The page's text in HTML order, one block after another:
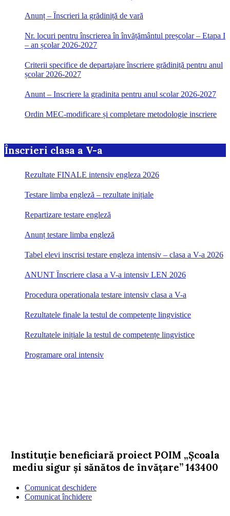
Anunț – Înscrieri la grădiniță de vară
Nr. locuri pentru înscrierea în învățământul preșcolar – Etapa I
– an școlar 2026-2027
Criterii specifice de departajare înscriere grădiniță pentru anul
școlar 2026-2027
Anunt – Inscriere la gradinita pentru anul scolar 2026-2027
Ordin MEC-modificare și completare metodologie inscriere
Înscrieri clasa a V-a
Rezultate FINALE intensiv engleza 2026
Testare limba engleză – rezultate inițiale
Repartizare testare engleză
Anunț testare limba engleză
Tabel elevi inscrisi testare engleza intensiv – clasa a V-a 2026
ANUNT Înscriere clasa a V-a intensiv LEN 2026
Procedura operationala testare intensiv clasa a V-a
Rezultatele finale la testul de competențe lingvistice
Rezultatele inițiale la testul de competențe lingvistice
Programare oral intensiv
Instituție beneficiară proiect POIM „Școala
mediu sigur și sănătos de învățare” 143400
Comunicat deschidere
Comunicat închidere